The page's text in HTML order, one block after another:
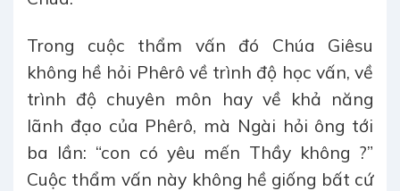
Trong cuộc thẩm vấn đó Chúa Giêsu
không hề hỏi Phêrô về trình độ học vấn, về
trình độ chuyên môn hay về khả năng
lãnh đạo của Phêrô, mà Ngài hỏi ông tới
ba lần: “con có yêu mến Thầy không ?”
Cuộc thẩm vấn này không hề giống bất cứ